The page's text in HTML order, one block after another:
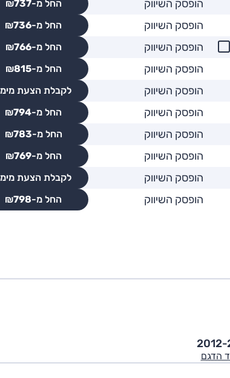
הופסק השיווק החל מ-₪737
הופסק השיווק החל מ-₪736
הופסק השיווק החל מ-₪766
הופסק השיווק החל מ-₪815
הופסק השיווק לקבלת הצעת
הופסק השיווק החל מ-₪794
הופסק השיווק החל מ-₪783
הופסק השיווק החל מ-₪769
הופסק השיווק לקבלת הצעת
הופסק השיווק החל מ-₪798
2012-
הדגם